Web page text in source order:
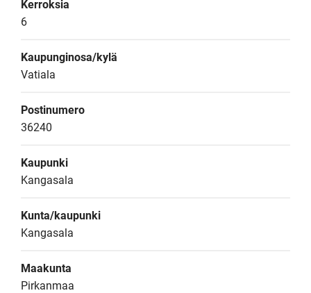
Kerroksia
6
Kaupunginosa/kylä
Vatiala
Postinumero
36240
Kaupunki
Kangasala
Kunta/kaupunki
Kangasala
Maakunta
Pirkanmaa